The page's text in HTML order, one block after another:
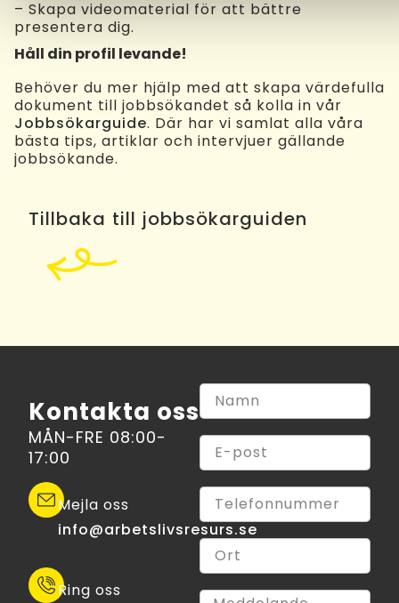
– Skapa videomaterial för att bättre
presentera dig.
Håll din profil levande!
Behöver du mer hjälp med att skapa värdefulla
dokument till jobbsökandet så kolla in vår
Jobbsökarguide. Där har vi samlat alla våra
bästa tips, artiklar och intervjuer gällande
jobbsökande.
Tillbaka till jobbsökarguiden
Kontakta oss
MÅN-FRE 08:00-
17:00
Mejla oss
info@arbetslivsresurs.se​
Ring oss